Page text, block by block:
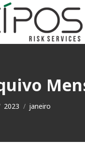
aqui:
2023 janeiro